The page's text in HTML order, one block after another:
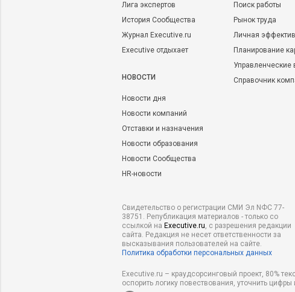
Лига экспертов
История Сообщества
Журнал Executive.ru
Executive отдыхает
НОВОСТИ
Новости дня
Новости компаний
Отставки и назначения
Новости образования
Новости Сообщества
HR-новости
Поиск работы
Рынок труда
Личная
Планирование
Управленческие
Справочник
Свидетельство о регистрации СМИ Эл NФС 77-
38751. Републикация материалов - только со
ссылкой на Executive.ru, с разрешения редакции
сайта. Редакция не несет ответственности за
высказывания пользователей на сайте.
Политика обработки персональных данных
Executive.ru – краудсорсинговый проект, 80%
оспорить логику повествования, уточнить